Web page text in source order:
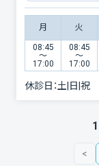
月 火
08:45
〜
17:00
08:45
〜
17:00
休診日：土|日|祝
<